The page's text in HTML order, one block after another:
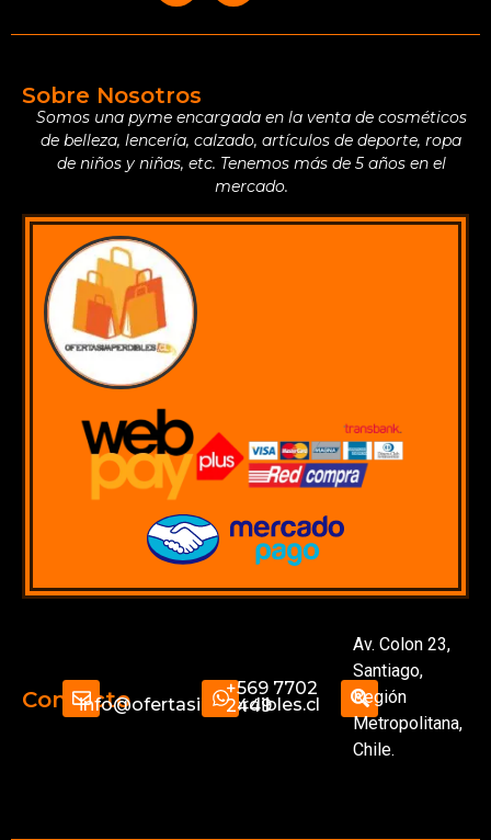
Sobre Nosotros
Somos una pyme encargada en la venta de cosméticos
de belleza, lencería, calzado, artículos de deporte, ropa
de niños y niñas, etc. Tenemos más de 5 años en el
mercado.
Contactoinfo@ofertasimperdibles.cl
+569 7702
2449
Av. Colon 23,
Santiago,
Región
Metropolitana,
Chile.